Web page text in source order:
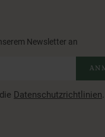
Newsletter an
Datenschutzrichtlinien